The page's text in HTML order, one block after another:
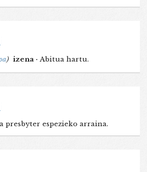
) izena · Abitua hartu.
presbyter espezieko arraina.